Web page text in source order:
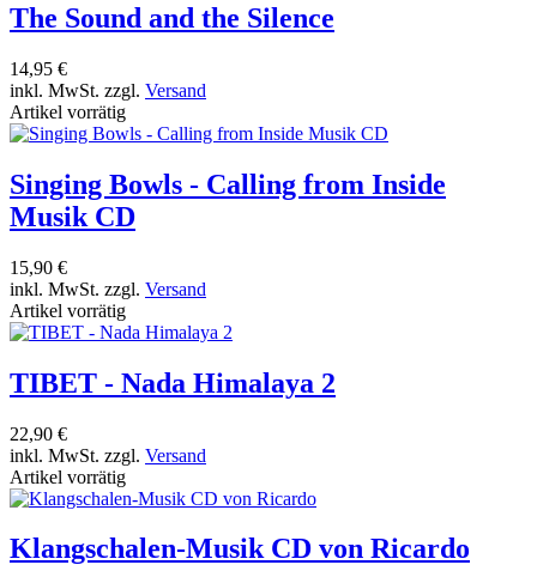
The Sound and the Silence
14,95 €
inkl. MwSt. zzgl. Versand
Artikel vorrätig
Singing Bowls - Calling from Inside
Musik CD
15,90 €
inkl. MwSt. zzgl. Versand
Artikel vorrätig
TIBET - Nada Himalaya 2
22,90 €
inkl. MwSt. zzgl. Versand
Artikel vorrätig
Klangschalen-Musik CD von Ricardo